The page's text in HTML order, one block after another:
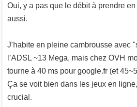
Oui, y a pas que le débit à prendre
aussi.
J’habite en pleine cambrousse avec
l’ADSL ~13 Mega, mais chez OVH
tourne à 40 ms pour google.fr (et
Ça se voit bien dans les jeux en
crucial.